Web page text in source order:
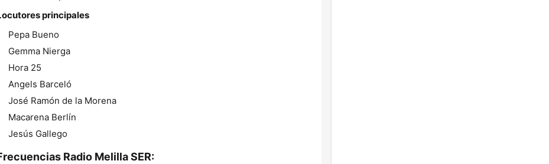
principales
Pepa Bueno
Gemma Nierga
Hora 25
Angels Barceló
José Ramón de la Morena
Macarena Berlín
Jesús Gallego
Radio Melilla SER: